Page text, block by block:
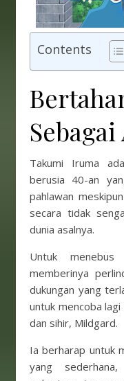
Contents
Takumi Iruma
berusia 40-an
pahlawan
secara tidak
dunia asalnya.
Untuk menebus
memberinya
dukungan yang
untuk mencoba
dan sihir, Mildgard.
Ia berharap untuk
yang